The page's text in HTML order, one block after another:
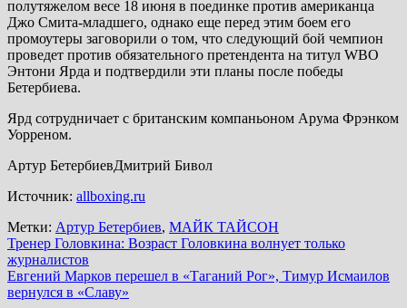
полутяжелом весе 18 июня в поединке против американца
Джо Смита-младшего, однако еще перед этим боем его
промоутеры заговорили о том, что следующий бой чемпион
проведет против обязательного претендента на титул WBO
Энтони Ярда и подтвердили эти планы после победы
Бетербиева.
Ярд сотрудничает с британским компаньоном Арума Фрэнком
Уорреном.
Артур БетербиевДмитрий Бивол
Источник: allboxing.ru
Метки: Артур Бетербиев, МАЙК ТАЙСОН
Навигация
по
записям
Тренер Головкина: Возраст Головкина волнует только
журналистов
Евгений Марков перешел в «Таганий Рог», Тимур Исмаилов
вернулся в «Славу»